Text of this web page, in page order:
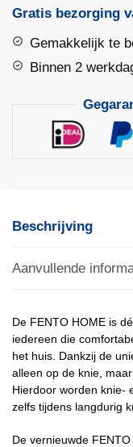
aantal
Gratis bezorging
Gemakkelijk te
Binnen 2
Beschrijving
Aanvullende
De FENTO HOME is
iedereen die
het huis. Dankzij de
alleen op de knie,
Hierdoor worden knie-
zelfs tijdens langdurig
De vernieuwde